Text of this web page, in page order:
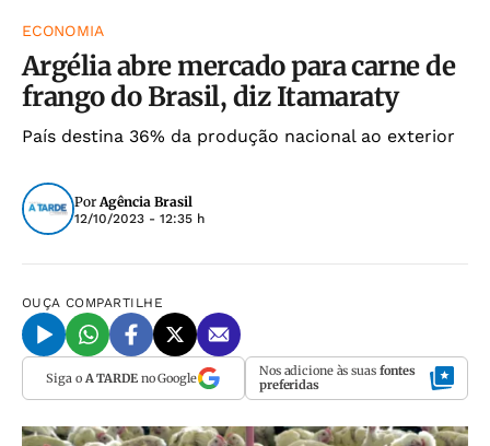
ECONOMIA
Argélia abre mercado para carne de
frango do Brasil, diz Itamaraty
País destina 36% da produção nacional ao exterior
PorAgência Brasil
12/10/2023 - 12:35 h
OUÇA COMPARTILHE
Siga o A TARDEno Google Nos adicione às suas fontes
preferidas